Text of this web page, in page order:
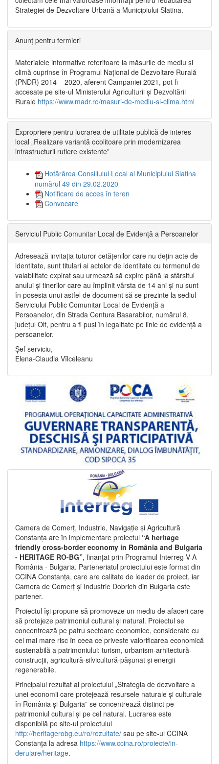
Strategiei de Dezvoltare Urbană a Municipiului Slatina.
Anunț pentru fermieri
Materialele informative referitoare la măsurile de mediu și
climă cuprinse în Programul Național de Dezvoltare Rurală
(PNDR) 2014 – 2020, aferent Campaniei 2021, pot fi
accesate pe site-ul Ministerului Agriculturii și Dezvoltării
Rurale https://www.madr.ro/masuri-de-mediu-si-clima.html
Expropriere pentru lucrarea de utilitate publică de interes
local „Realizare variantă ocolitoare prin modernizarea
infrastructurii rutiere existente”
Hotărârea Consiliului Local al Municipiului Slatina
numărul 49 din 29.02.2020
Notificare de acces în teren
Convocare
Serviciul Public Comunitar Local de Evidență a Persoanelor
Adresează invitația tuturor cetățenilor care nu dețin acte de
identitate, sunt titulari ai actelor de identitate cu termenul de
valabilitate expirat sau urmează să expire până la sfârșitul
anului și tinerilor care au împlinit vârsta de 14 ani și nu sunt
în posesia unui astfel de document să se prezinte la sediul
Serviciului Public Comunitar Local de Evidență a
Persoanelor, din Strada Centura Basarabilor, numărul 8,
județul Olt, pentru a fi puși în legalitate pe linie de evidență a
persoanelor.
Șef serviciu,
Elena-Claudia Vîlceleanu
Camera de Comerț, Industrie, Navigație și Agricultură
Constanța are în implementare proiectul “A heritage
friendly cross-border economy in România and Bulgaria
- HERITAGE RO-BG”, finanțat prin Programul Interreg V-A
România - Bulgaria. Parteneriatul proiectului este format din
CCINA Constanța, care are calitate de leader de proiect, iar
Camera de Comerț și Industrie Dobrich din Bulgaria este
partener.
Proiectul își propune să promoveze un mediu de afaceri care
să protejeze patrimoniul cultural și natural. Proiectul se
concentrează pe patru sectoare economice, considerate cu
cel mai mare risc în ceea ce privește valorificarea economică
sustenabilă a patrimoniului: turism, urbanism-arhitectură-
construcții, agricultură-silvicultură-pășunat și energii
regenerabile.
Principalul rezultat al proiectului „Strategia de dezvoltare a
unei economii care protejează resursele naturale și culturale
în România și Bulgaria” se concentrează distinct pe
patrimoniul cultural și pe cel natural. Lucrarea este
disponibilă pe site-ul proiectului
http://heritagerobg.eu/ro/rezultate/ sau pe site-ul CCINA
Constanța la adresa https://www.ccina.ro/proiecte/in-
derulare/heritage.